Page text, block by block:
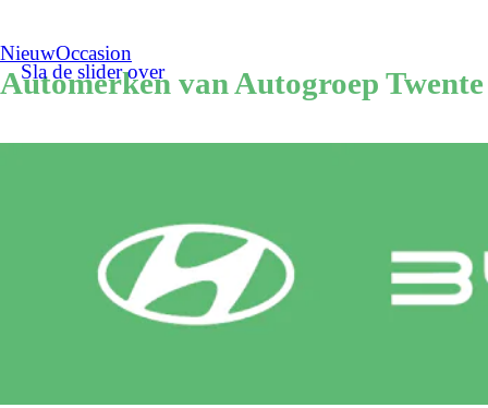
NieuwOccasion
Automerken van Autogroep Twente
Sla de slider over